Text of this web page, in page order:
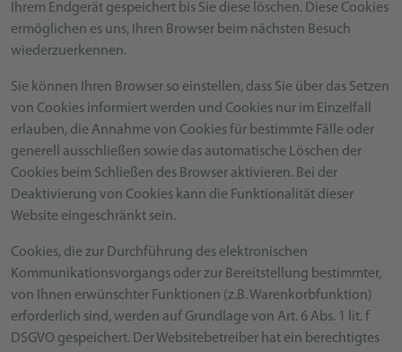
Ihrem Endgerät gespeichert bis Sie diese löschen. Diese Cookies
ermöglichen es uns, Ihren Browser beim nächsten Besuch
wiederzuerkennen.
Sie können Ihren Browser so einstellen, dass Sie über das Setzen
von Cookies informiert werden und Cookies nur im Einzelfall
erlauben, die Annahme von Cookies für bestimmte Fälle oder
generell ausschließen sowie das automatische Löschen der
Cookies beim Schließen des Browser aktivieren. Bei der
Deaktivierung von Cookies kann die Funktionalität dieser
Website eingeschränkt sein.
Cookies, die zur Durchführung des elektronischen
Kommunikationsvorgangs oder zur Bereitstellung bestimmter,
von Ihnen erwünschter Funktionen (z.B. Warenkorbfunktion)
erforderlich sind, werden auf Grundlage von Art. 6 Abs. 1 lit. f
DSGVO gespeichert. Der Websitebetreiber hat ein berechtigtes